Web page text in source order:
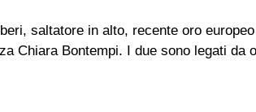
saltatore in alto, recente oro
Chiara Bontempi. I due sono legati da